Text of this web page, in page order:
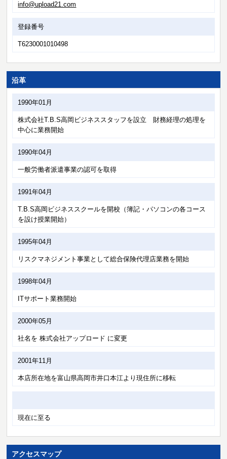
info@upload21.com
登録番号
T6230001010498
沿革
1990年01月
株式会社T.B.S高岡ビジネススタッフを設立 財務経理の処理を
中心に業務開始
1990年04月
一般労働者派遣事業の認可を取得
1991年04月
T.B.S高岡ビジネススクールを開校（簿記・パソコンの各コース
を設け授業開始）
1995年04月
リスクマネジメント事業として総合保険代理店業務を開始
1998年04月
ITサポート業務開始
2000年05月
社名を 株式会社アップロード に変更
2001年11月
本店所在地を富山県高岡市井口本江より現住所に移転
現在に至る
アクセスマップ